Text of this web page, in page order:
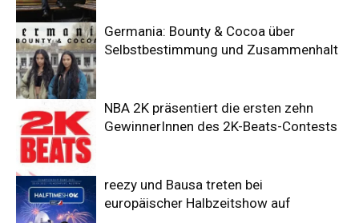
Germania: Bounty & Cocoa über
Selbstbestimmung und Zusammenhalt
NBA 2K präsentiert die ersten zehn
GewinnerInnen des 2K-Beats-Contests
reezy und Bausa treten bei
europäischer Halbzeitshow auf